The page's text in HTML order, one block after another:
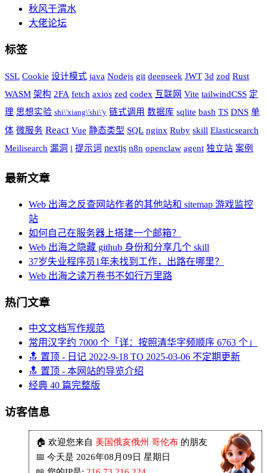
秋风于渭水
大佬论坛
标签
SSL Cookie 设计模式 java Nodejs git deepseek JWT 3d zod Rust
WASM 架构 2FA fetch axios zed codex 互联网 Vite tailwindCSS 定
理 思想实验 shi\'xiang\'shi\'y 链式调用 数据库 sqlite bash TS DNS 单
体 微服务 React Vue 静态类型 SQL nginx Ruby skill Elasticsearch
Meilisearch 漏洞 l 提示词 nextjs n8n openclaw agent 独立站 案例
最新文章
Web 出海之反查网站作者的其他站和 sitemap 游戏监控
站
如何自己在服务器上搭建一个邮箱？
Web 出海之隐藏 github 身份和分享几个 skill
37岁失业程序员1年未找到工作，出路在哪里？
Web 出海之读万卷书不如行万里路
热门文章
中文文档写作规范
常用汉字约 7000 个「详：按照清华字频顺序 6763 个」
🔝 置顶 - 日记 2022-9-18 TO 2025-03-06 不定期更新
🔝 置顶 - 本网站的导览介绍
经典 40 篇完整版
访客信息